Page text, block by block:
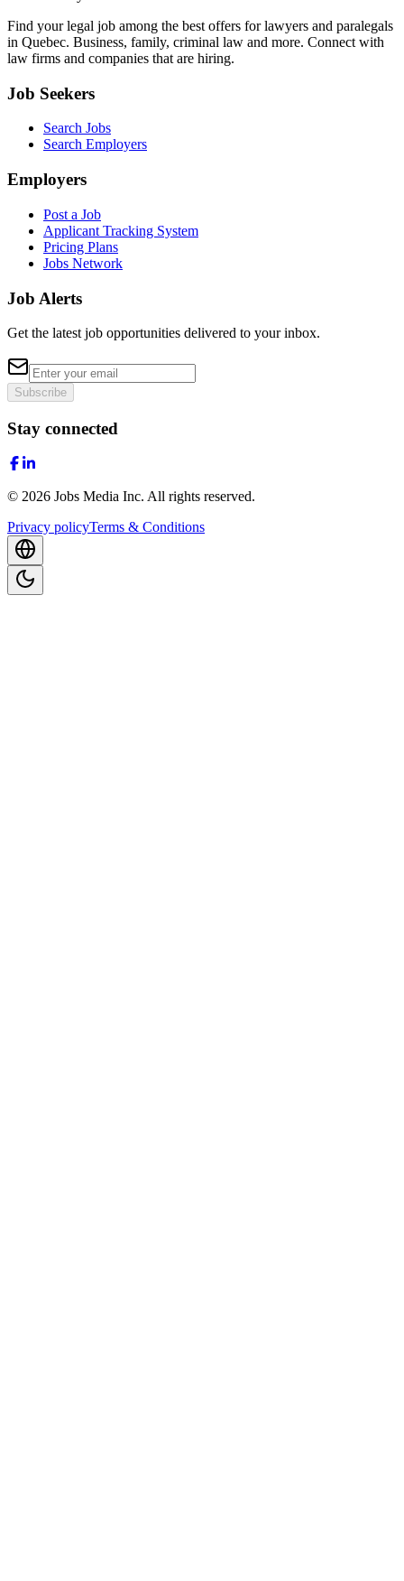
Find your legal job among the best offers for lawyers and paralegals
in Quebec. Business, family, criminal law and more. Connect with
law firms and companies that are hiring.
Job Seekers
Search Jobs
Search Employers
Employers
Post a Job
Applicant Tracking System
Pricing Plans
Jobs Network
Job Alerts
Get the latest job opportunities delivered to your inbox.
Subscribe
Stay connected
© 2026 Jobs Media Inc. All rights reserved.
Privacy policyTerms & Conditions